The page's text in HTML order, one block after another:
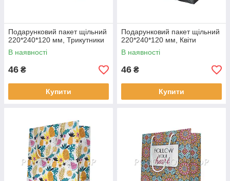
Подарунковий пакет щільний
220*240*120 мм, Трикутники
В наявності
46 ₴
Купити
Подарунковий пакет щільний
220*240*120 мм, Квіти
В наявності
46 ₴
Купити